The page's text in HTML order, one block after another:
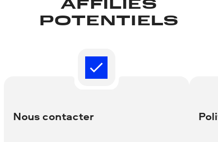
réussite ensemble.
AFFILIÉS
POTENTIELS
Nous contacter